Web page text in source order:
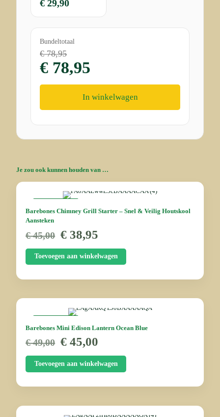
€ 29,90
Bundeltotaal
€78,95
€ 78,95
In winkelwagen
Je zou ook kunnen houden van …
Barebones Chimney Grill Starter – Snel & Veilig Houtskool
Aansteken
€45,00 Oorspronkelijke
prijs
was:
€ 45,00.
€ 38,95
is:
€ 38,95.
Toevoegen aan winkelwagen
Barebones Mini Edison Lantern Ocean Blue
€49,00 Oorspronkelijke
prijs
was:
€ 49,00.
€ 45,00
is:
€ 45,00.
Toevoegen aan winkelwagen